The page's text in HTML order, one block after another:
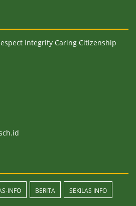
Integrity Caring Citizenship
INFO BERITA SEKILAS INFO